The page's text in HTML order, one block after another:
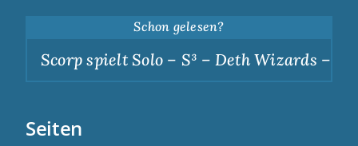
Schon gelesen?
Scorp spielt Solo – S³ – Deth Wizards –
Seiten